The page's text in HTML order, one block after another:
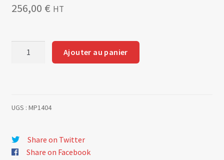
256,00 € HT
Ajouter au panier
UGS : MP1404
Share on Twitter
Share on Facebook